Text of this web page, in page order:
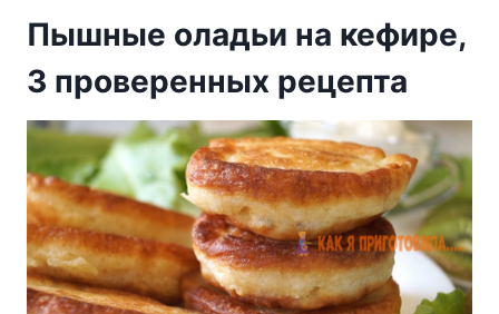
Пышные оладьи на кефире,
3 проверенных рецепта